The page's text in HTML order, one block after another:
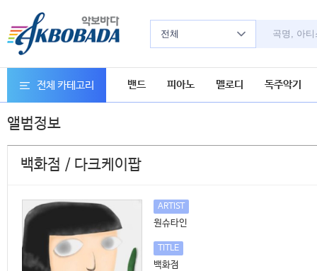
전체
전체 카테고리 밴드 피아노 멜로디 독주악기
앨범정보
백화점 / 다크케이팝
ARTIST
원슈타인
TITLE
백화점